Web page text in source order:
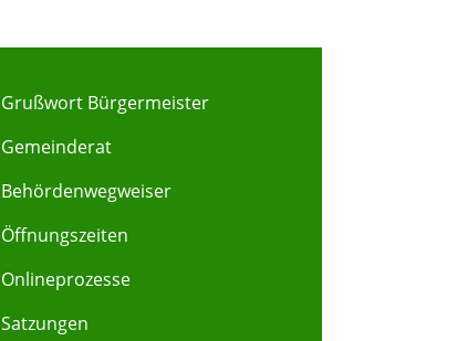
Grußwort Bürgermeister
Gemeinderat
Behördenwegweiser
Öffnungszeiten
Onlineprozesse
Satzungen